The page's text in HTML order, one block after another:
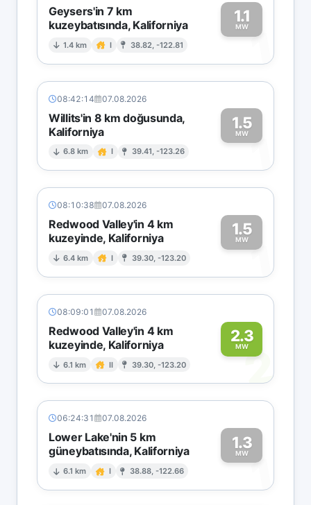
Geysers'in 7 km
kuzeybatısında, Kaliforniya
1.4 km I 38.82, -122.81
1.1
MW1
08:42:14 07.08.2026
Willits'in 8 km doğusunda,
Kaliforniya
6.8 km I 39.41, -123.26
1.5
MW1
08:10:38 07.08.2026
Redwood Valley'in 4 km
kuzeyinde, Kaliforniya
6.4 km I 39.30, -123.20
1.5
MW1
08:09:01 07.08.2026
Redwood Valley'in 4 km
kuzeyinde, Kaliforniya
6.1 km II 39.30, -123.20
2.3
MW2
06:24:31 07.08.2026
Lower Lake'nin 5 km
güneybatısında, Kaliforniya
6.1 km I 38.88, -122.66
1.3
MW1